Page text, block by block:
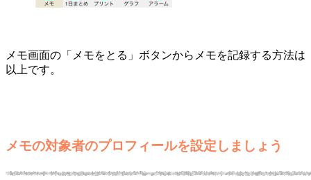
メモ画面の「メモをとる」ボタンからメモを記録する方法は
以上です。
メモの対象者のプロフィールを設定しましょう